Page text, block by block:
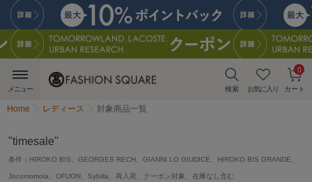
検索 お気に入り カート
0
メニュー
Home レディース 対象商品一覧
"timesale"
条件： HIROKO BIS、GEORGES RECH、GIANNI LO GIUDICE、HIROKO BIS GRANDE、
Jocomomola、OFUON、Sybilla、再入荷、クーポン対象、在庫なし含む